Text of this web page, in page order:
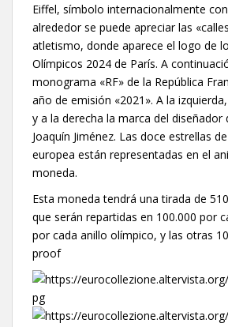
Eiffel, símbolo internacionalmente
alrededor se puede apreciar las
atletismo, donde aparece el logo de
Olímpicos 2024 de París. A
monograma «RF» de la República
año de emisión «2021». A la
y a la derecha la marca del diseñador
Joaquín Jiménez. Las doce estrellas
europea están representadas en el
moneda.
Esta moneda tendrá una tirada de
que serán repartidas en 100.000 por
por cada anillo olímpico, y las otras
proof